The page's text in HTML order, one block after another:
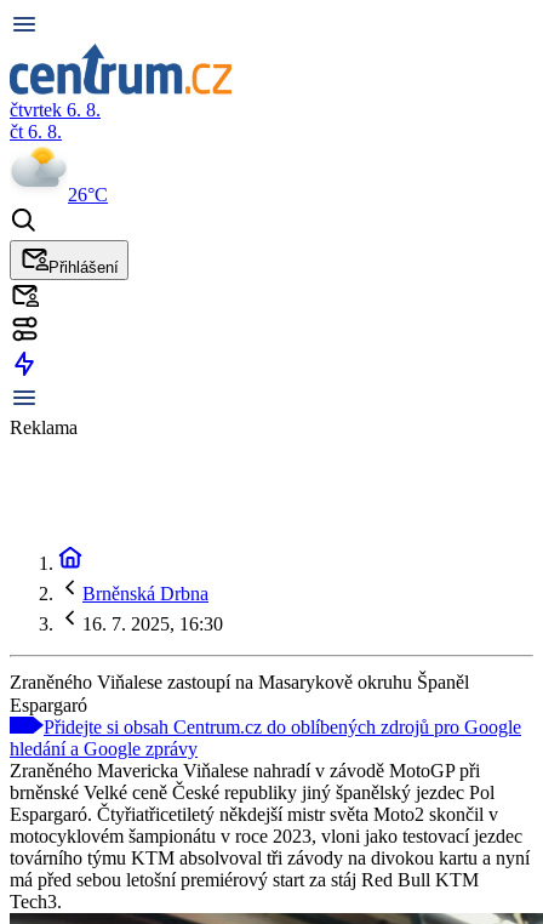
čtvrtek 6. 8.
čt 6. 8.
26°C
Přihlášení
Reklama
Brněnská Drbna
16. 7. 2025, 16:30
Zraněného Viňalese zastoupí na Masarykově okruhu Španěl
Espargaró
Přidejte si obsah Centrum.cz do oblíbených zdrojů pro Google
hledání a Google zprávy
Zraněného Mavericka Viňalese nahradí v závodě MotoGP při
brněnské Velké ceně České republiky jiný španělský jezdec Pol
Espargaró. Čtyřiatřicetiletý někdejší mistr světa Moto2 skončil v
motocyklovém šampionátu v roce 2023, vloni jako testovací jezdec
továrního týmu KTM absolvoval tři závody na divokou kartu a nyní
má před sebou letošní premiérový start za stáj Red Bull KTM
Tech3.